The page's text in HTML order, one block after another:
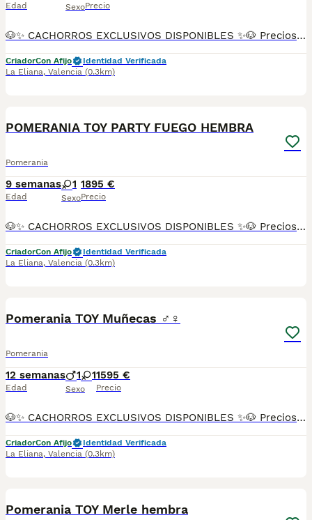
Edad SexoPrecio
🐶✨ CACHORROS EXCLUSIVOS DISPONIBLES ✨🐶 Preciosos cachorros criados en ambiente familiar, rodeados de amor y cuidados desde el primer día ❤️ Totalmente socializados, cariñosos y acostumbrados al contacto con personas. 📦 Se entregan con todas las garantías: ✔️ Cartilla sanitaria ✔️ Vacunación al día 💉 ✔️ Desparasitación completa ✅ ✔️ Garantía vírica 😷 ✔️ Garantía congénita 👌 ✔️ Contrato de entrega ✍️ 📸 Síguenos en Instagram: @fincapaunais para ver fotos y vídeos reales ⚠️ Disponibilidad limitada ⚠️ Se reservan rápido. 📲 Contacto directo por WhatsApp: 671 454 202 Solo personas responsables
CriadorCon Afijo
Identidad Verificada
La Eliana, Valencia (0.3km)
POMERANIA TOY PARTY FUEGO HEMBRA
Pomerania
9 semanas
Edad
1
Sexo
1895 €
Precio
🐶✨ CACHORROS EXCLUSIVOS DISPONIBLES ✨🐶 Preciosos cachorros criados en ambiente familiar, rodeados de amor y cuidados desde el primer día ❤️ Totalmente socializados, cariñosos y acostumbrados al contacto con personas. 📦 Se entregan con todas las garantías: ✔️ Cartilla sanitaria ✔️ Vacunación al día 💉 ✔️ Desparasitación completa ✅ ✔️ Garantía vírica 😷 ✔️ Garantía congénita 👌 ✔️ Contrato de entrega ✍️ 📸 Síguenos en Instagram: @fincapaunais para ver fotos y vídeos reales ⚠️ Disponibilidad limitada ⚠️ Se reservan rápido. 📲 Contacto directo por WhatsApp: 671 454 202 Solo personas responsables
CriadorCon Afijo
Identidad Verificada
La Eliana, Valencia (0.3km)
Pomerania TOY Muñecas ♂️♀️
Pomerania
12 semanas
Edad
1 1
Sexo
1595 €
Precio
🐶✨ CACHORROS EXCLUSIVOS DISPONIBLES ✨🐶 Preciosos cachorros criados en ambiente familiar, rodeados de amor y cuidados desde el primer día ❤️ Totalmente socializados, cariñosos y acostumbrados al contacto con personas. 📦 Se entregan con todas las garantías: ✔️ Cartilla sanitaria ✔️ Vacunación al día 💉 ✔️ Desparasitación completa ✅ ✔️ Garantía vírica 😷 ✔️ Garantía congénita 👌 ✔️ Contrato de entrega ✍️ 📸 Síguenos en Instagram: @fincapaunais para ver fotos y vídeos reales ⚠️ Disponibilidad limitada ⚠️ Se reservan rápido. 📲 Contacto directo por WhatsApp: 671 454 202 Solo personas responsables
CriadorCon Afijo
Identidad Verificada
La Eliana, Valencia (0.3km)
Pomerania TOY Merle hembra